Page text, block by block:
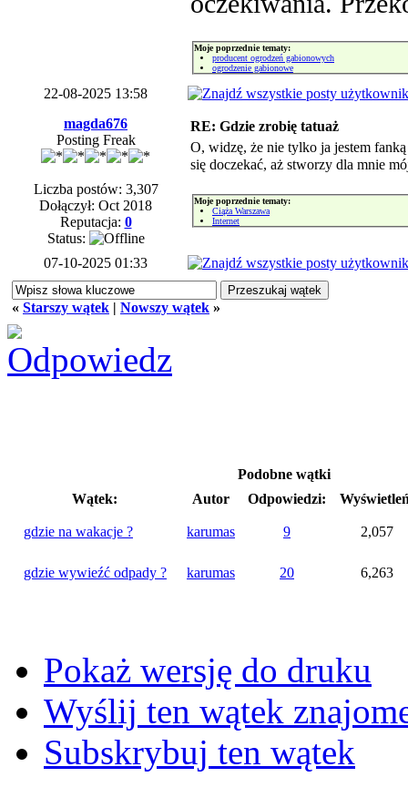
Moje poprzednie tematy:
producent ogrodzeń gabionowych
ogrodzenie gabionowe
22-08-2025 13:58
magda676
Posting Freak
Liczba postów: 3,307
Dołączył: Oct 2018
Reputacja: 0
Status:
RE: Gdzie zrobię tatuaż
O, widzę, że nie tylko ja jestem
się doczekać, aż stworzy dla mnie
Moje poprzednie tematy:
Ciąża Warszawa
Internet
07-10-2025 01:33
« Starszy wątek | Nowszy wątek »
Podobne wątki
Wątek:
Autor Odpowiedzi:
gdzie na wakacje ? karumas 9 2,057
gdzie wywieźć odpady ? karumas 20 6,263
Pokaż wersję do druku
Wyślij ten wątek
Subskrybuj ten wątek